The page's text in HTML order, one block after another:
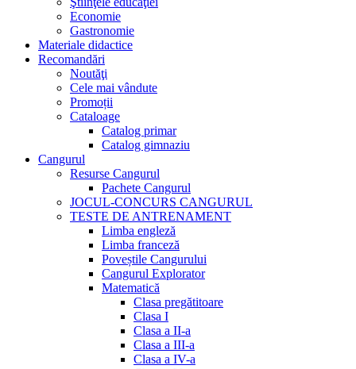
Economie
Gastronomie
Materiale didactice
Recomandări
Noutăţi
Cele mai vândute
Promoții
Cataloage
Catalog primar
Catalog gimnaziu
Cangurul
Resurse Cangurul
Pachete Cangurul
JOCUL-CONCURS CANGURUL
TESTE DE ANTRENAMENT
Limba engleză
Limba franceză
Poveștile Cangurului
Cangurul Explorator
Matematică
Clasa pregătitoare
Clasa I
Clasa a II-a
Clasa a III-a
Clasa a IV-a